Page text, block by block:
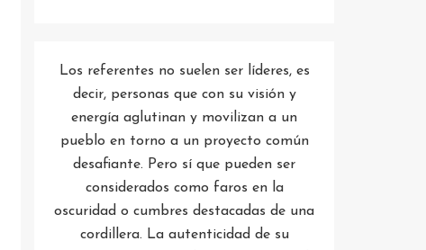
Los referentes no suelen ser líderes, es
decir, personas que con su visión y
energía aglutinan y movilizan a un
pueblo en torno a un proyecto común
desafiante. Pero sí que pueden ser
considerados como faros en la
oscuridad o cumbres destacadas de una
cordillera. La autenticidad de su